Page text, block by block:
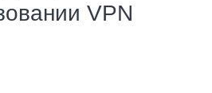
VPN